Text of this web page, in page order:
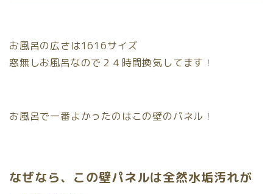
お風呂の広さは1616サイズ
窓無しお風呂なので２４時間換気してます！
お風呂で一番よかったのはこの壁のパネル！
なぜなら、この壁パネルは全然水垢汚れが